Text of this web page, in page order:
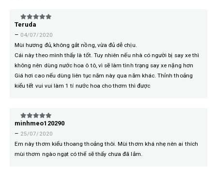
5trên 5
Teruda
– 04/07/2020
Mùi hương đủ, không gắt nồng, vừa đủ dễ chịu.
Cái này theo mình thấy là tốt. Tuy nhiên nếu nhà có người bị say xe thì
không nên dùng nước hoa ô tô, vì sẽ làm tình trạng say xe nặng hơn
Giá hơi cao nếu dùng liên tục năm này qua năm khác. Thỉnh thoảng
kiểu tết vui vui làm 1 tí nước hoa cho thơm thì được
5trên 5
minhmeo120290
– 25/07/2020
Em này thơm kiểu thoang thoảng thôi. Mùi thơm khá nhẹ nên ai thích
mùi thơm ngào ngạt có thể sẽ thấy chưa đã lắm.